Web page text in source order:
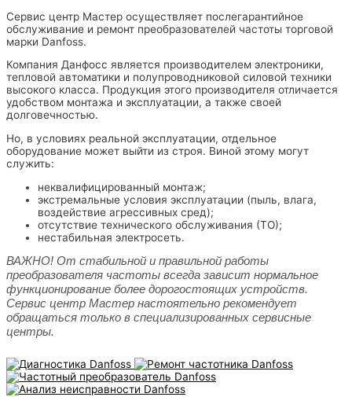
Сервис центр Мастер осуществляет послегарантийное
обслуживание и ремонт преобразователей частоты торговой
марки Danfoss.
Компания Данфосс является производителем электроники,
тепловой автоматики и полупроводниковой силовой техники
высокого класса. Продукция этого производителя отличается
удобством монтажа и эксплуатации, а также своей
долговечностью.
Но, в условиях реальной эксплуатации, отдельное
оборудование может выйти из строя. Виной этому могут
служить:
неквалифицированный монтаж;
экстремальные условия эксплуатации (пыль, влага,
воздействие агрессивных сред);
отсутствие технического обслуживания (ТО);
нестабильная электросеть.
ВАЖНО! От стабильной и правильной работы
преобразователя частоты всегда зависит нормальное
функционирование более дорогостоящих устройств.
Сервис центр Мастер настоятельно рекомендует
обращаться только в специализированных сервисные
центры.